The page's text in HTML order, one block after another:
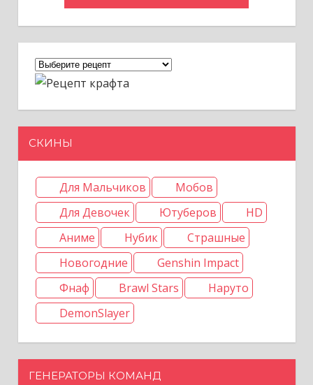
СКИНЫ
Для Мальчиков
Мобов
Для Девочек
Ютуберов
HD
Аниме
Нубик
Страшные
Новогодние
Genshin Impact
Фнаф
Brawl Stars
Наруто
DemonSlayer
ГЕНЕРАТОРЫ КОМАНД